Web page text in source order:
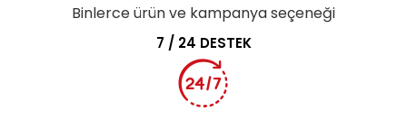
Binlerce ürün ve kampanya seçeneği
7 / 24 DESTEK